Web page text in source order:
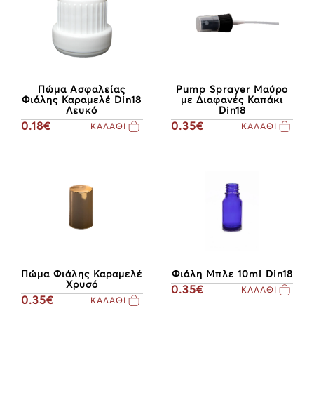
Πώμα Ασφαλείας
Φιάλης Καραμελέ Din18
Λευκό
0.18€ ΚΑΛΑΘΙ
Pump Sprayer Μαύρο
με Διαφανές Καπάκι
Din18
0.35€ ΚΑΛΑΘΙ
Πώμα Φιάλης Καραμελέ
Χρυσό
0.35€ ΚΑΛΑΘΙ
Φιάλη Μπλε 10ml Din18
0.35€ ΚΑΛΑΘΙ